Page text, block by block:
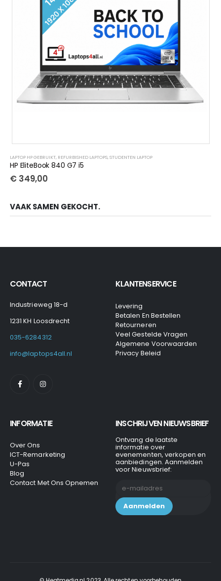
LAPTOP HP GEBRUIKT, REFURBISHED LAPTOPS, STUDENTEN LAPTOP
HP EliteBook 840 G7 i5
€ 349,00
VAAK SAMEN GEKOCHT.
CONTACT
Industrieweg 18-d
1231 KH Loosdrecht
035-6284312
info@laptops4all.nl
KLANTENSERVICE
Levering
Betalen En Bestellen
Retourneren
Veel Gestelde Vragen
Algemene Voorwaarden
Privacy Beleid
INFORMATIE
Over Ons
ICT-Remarketing
U-Pas
Blog
Contact Met Ons Opnemen
INSCHRIJVEN NIEUWSBRIEF
Ontvang de laatste
informatie over
evenementen, verkopen en
aanbiedingen. Aanmelden
voor Nieuwsbrief: